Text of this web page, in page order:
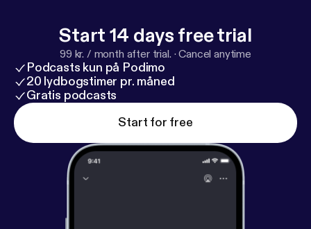
Start 14 days free trial
99 kr. / month after trial. ·Cancel anytime
Podcasts kun på Podimo
20 lydbogstimer pr. måned
Gratis podcasts
Start for free